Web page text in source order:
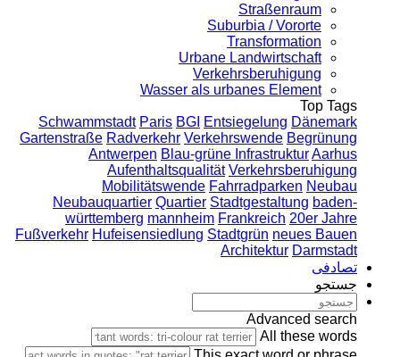
Straßenraum
Suburbia / Vororte
Transformation
Urbane Landwirtschaft
Verkehrsberuhigung
Wasser als urbanes Element
Top Tags
Schwammstadt Paris BGI Entsiegelung Dänemark
Gartenstraße Radverkehr Verkehrswende Begrünung
Antwerpen Blau-grüne InfrastrukturAarhus
Aufenthaltsqualität Verkehrsberuhigung
Mobilitätswende Fahrradparken Neubau
Neubauquartier Quartier Stadtgestaltung baden-
württemberg mannheim Frankreich 20er Jahre
Fußverkehr Hufeisensiedlung Stadtgrün neues Bauen
Architektur Darmstadt
تصادفی
جستجو
Advanced search
All these words